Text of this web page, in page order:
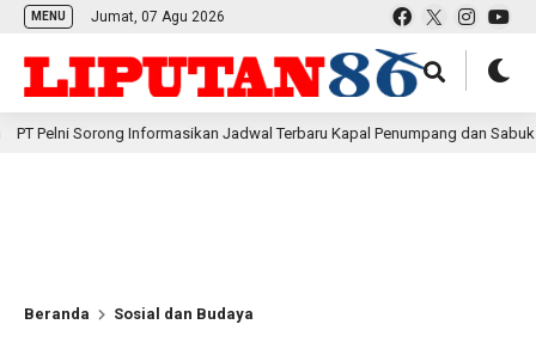
MENU Jumat, 07 Agu 2026
Informasikan Jadwal Terbaru Kapal Penumpang dan Sabuk Nusantara
Beranda Sosial dan Budaya